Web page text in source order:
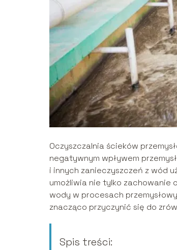
Oczyszczalnia ścieków
negatywnym wpływem
i innych zanieczyszczeń z wód
umożliwia nie tylko zachowanie
wody w procesach
znacząco przyczynić się do
Spis treści: